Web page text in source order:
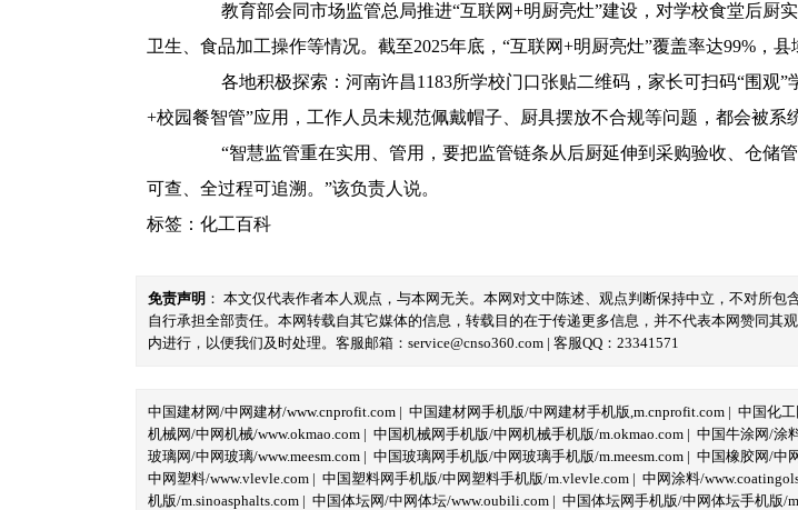
教育部会同市场监管总局推进“互联网+明厨亮灶”建设，对学校食堂后厨
卫生、食品加工操作等情况。截至2025年底，“互联网+明厨亮灶”覆盖率达99%，
各地积极探索：河南许昌1183所学校门口张贴二维码，家长可扫码“围观”
+校园餐智管”应用，工作人员未规范佩戴帽子、厨具摆放不合规等问题，都会被系
“智慧监管重在实用、管用，要把监管链条从后厨延伸到采购验收、仓储
可查、全过程可追溯。”该负责人说。
标签： 化工百科
免责声明 ： 本文仅代表作者本人观点，与本网无关。本网对文中陈述、观点判断保持中立，不对所
自行承担全部责任。本网转载自其它媒体的信息，转载目的在于传递更多信息，并不代表本网赞同
内进行，以便我们及时处理。客服邮箱：service@cnso360.com | 客服QQ：23341571
中国建材网/中网建材/www.cnprofit.com | 中国建材网手机版/中网建材手机版,m.cnprofit.com | 中国化工
机械网/中网机械/www.okmao.com | 中国机械网手机版/中网机械手机版/m.okmao.com | 中国牛涂网/涂
玻璃网/中网玻璃/www.meesm.com | 中国玻璃网手机版/中网玻璃手机版/m.meesm.com | 中国橡胶网/中
中网塑料/www.vlevle.com | 中国塑料网手机版/中网塑料手机版/m.vlevle.com | 中网涂料/
机版/m.sinoasphalts.com | 中国体坛网/中网体坛/www.oubili.com | 中国体坛网手机版/中网体坛手机版/